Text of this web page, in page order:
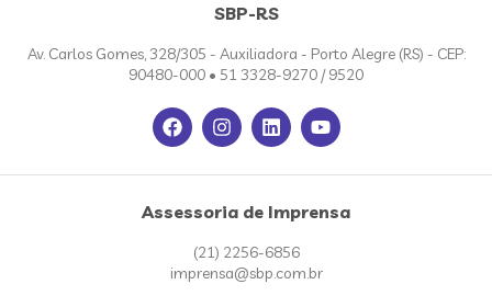
SBP-RS
Av. Carlos Gomes, 328/305 - Auxiliadora - Porto Alegre (RS) - CEP:
90480-000 • 51 3328-9270 / 9520
Assessoria de Imprensa
(21) 2256-6856
imprensa@sbp.com.br